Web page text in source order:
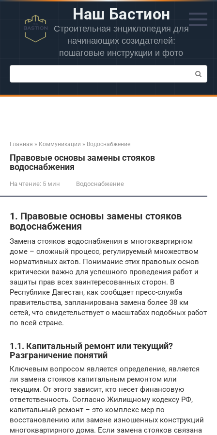
Перейти
контенту
Наш Бастион
Строительная энциклопедия для
начинающих созидателей:
пошаговые инструкции и фото
Поиск:
Главная » Коммуникации » Водоснабжение
Правовые основы замены стояков
водоснабжения
На чтение: 5 мин Водоснабжение
1. Правовые основы замены стояков
водоснабжения
Замена стояков водоснабжения в многоквартирном
доме – сложный процесс, регулируемый множеством
нормативных актов. Понимание этих правовых основ
критически важно для успешного проведения работ и
защиты прав всех заинтересованных сторон. В
Республике Дагестан, как сообщает пресс-служба
правительства, запланирована замена более 38 км
сетей, что свидетельствует о масштабах подобных работ
по всей стране.
1.1. Капитальный ремонт или текущий?
Разграничение понятий
Ключевым вопросом является определение, является
ли замена стояков капитальным ремонтом или
текущим. От этого зависит, кто несет финансовую
ответственность. Согласно Жилищному кодексу РФ,
капитальный ремонт – это комплекс мер по
восстановлению или замене изношенных конструкций
многоквартирного дома. Если замена стояков связана